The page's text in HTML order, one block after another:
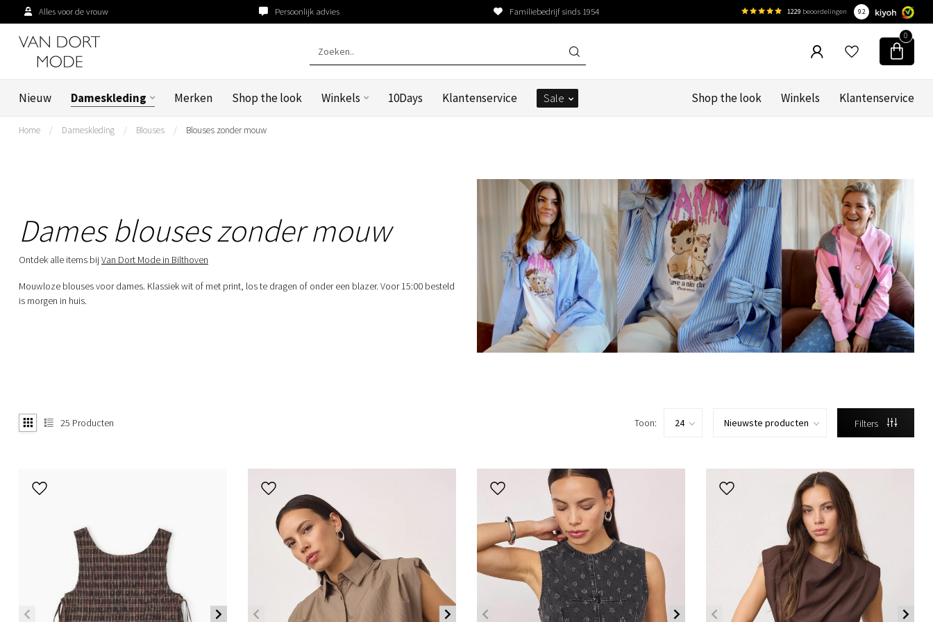
Alles voor de vrouw Persoonlijk advies Familiebedrijf sinds 1954 1229 beoordelingen 9.2
0
Nieuw Dameskleding Merken Shop the look Winkels 10Days Klantenservice Sale Shop the look Winkels Klantenservice
Home / Dameskleding / Blouses / Blouses zonder mouw
Dames blouses zonder mouw
Ontdek alle items bij Van Dort Mode in Bilthoven
Mouwloze blouses voor dames. Klassiek wit of met print, los te dragen of onder een blazer. Voor 15:00 besteld
is morgen in huis.
25 Producten Toon: Filters